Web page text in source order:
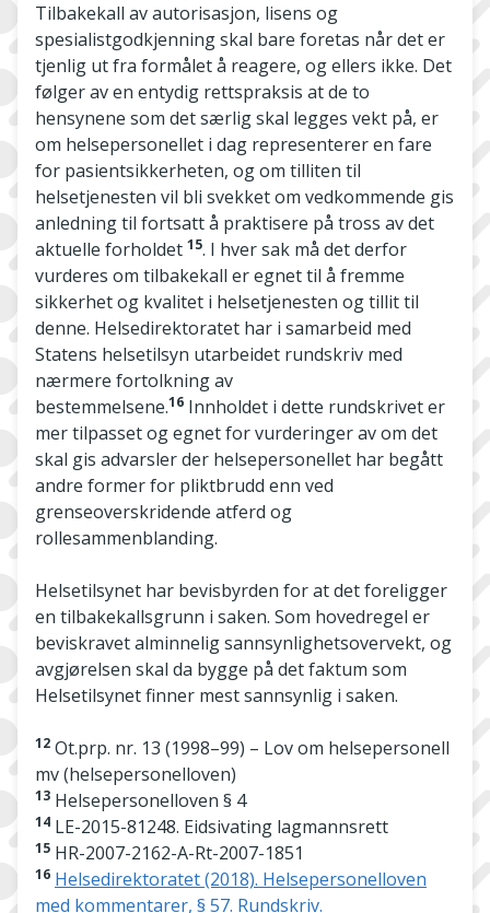
Tilbakekall av autorisasjon, lisens og
spesialistgodkjenning skal bare foretas når det er
tjenlig ut fra formålet å reagere, og ellers ikke. Det
følger av en entydig rettspraksis at de to
hensynene som det særlig skal legges vekt på, er
om helsepersonellet i dag representerer en fare
for pasientsikkerheten, og om tilliten til
helsetjenesten vil bli svekket om vedkommende gis
anledning til fortsatt å praktisere på tross av det
aktuelle forholdet 15. I hver sak må det derfor
vurderes om tilbakekall er egnet til å fremme
sikkerhet og kvalitet i helsetjenesten og tillit til
denne. Helsedirektoratet har i samarbeid med
Statens helsetilsyn utarbeidet rundskriv med
nærmere fortolkning av
bestemmelsene.16 Innholdet i dette rundskrivet er
mer tilpasset og egnet for vurderinger av om det
skal gis advarsler der helsepersonellet har begått
andre former for pliktbrudd enn ved
grenseoverskridende atferd og
rollesammenblanding.
Helsetilsynet har bevisbyrden for at det foreligger
en tilbakekallsgrunn i saken. Som hovedregel er
beviskravet alminnelig sannsynlighetsovervekt, og
avgjørelsen skal da bygge på det faktum som
Helsetilsynet finner mest sannsynlig i saken.
12 Ot.prp. nr. 13 (1998–99) – Lov om helsepersonell
mv (helsepersonelloven)
13 Helsepersonelloven § 4
14 LE-2015-81248. Eidsivating lagmannsrett
15 HR-2007-2162-A-Rt-2007-1851
16 Helsedirektoratet (2018). Helsepersonelloven
med kommentarer, § 57. Rundskriv.